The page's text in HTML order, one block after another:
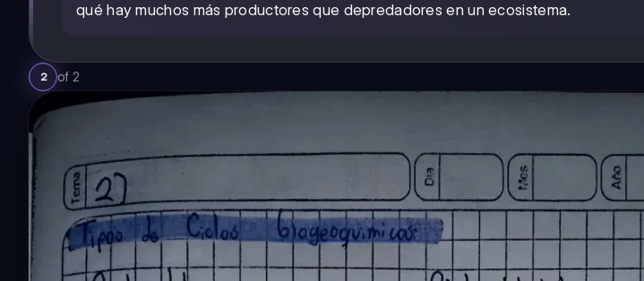
qué hay muchos más productores que depredadores en un ecosistema.
2 of 2